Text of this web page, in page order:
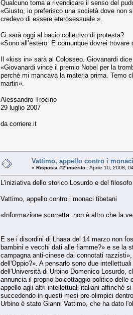
Qualcuno torna a rivendicare il senso del
«Giusto, io preferisco una società dove non
credevo di essere eterosessuale ».
Ci sarà oggi al bacio collettivo di protesta?
«Sono all’estero. E comunque dovrei
Il «kiss in» sarà al Colosseo. Giovanardi
«Giovanardi vince il premio Nobel per la
perché mi mancava la materia prima. Temo
martiri».
Alessandro Trocino
29 luglio 2007
da corriere.it
Vattimo, appello contro i
« Risposta #2 inserito::Aprile 10, 2008,
L'iniziativa dello storico Losurdo e del
Vattimo, appello contro i monaci tibetani
«Informazione scorretta: non è altro che la
E se i disordini di Lhasa del 14 marzo non
bambini e vecchi dati alle fiamme?» e se la
campagna anti-cinese dai connotati
dell'Oppio?». A pensarlo sono due
dell'Università di Urbino Domenico Losurdo,
annuncia il proprio boicottaggio politico
appello agli altri intellettuali italiani affinché
succedendo in questi mesi pre-olimpici
Urbino è stato Gianni Vattimo, che ha dato